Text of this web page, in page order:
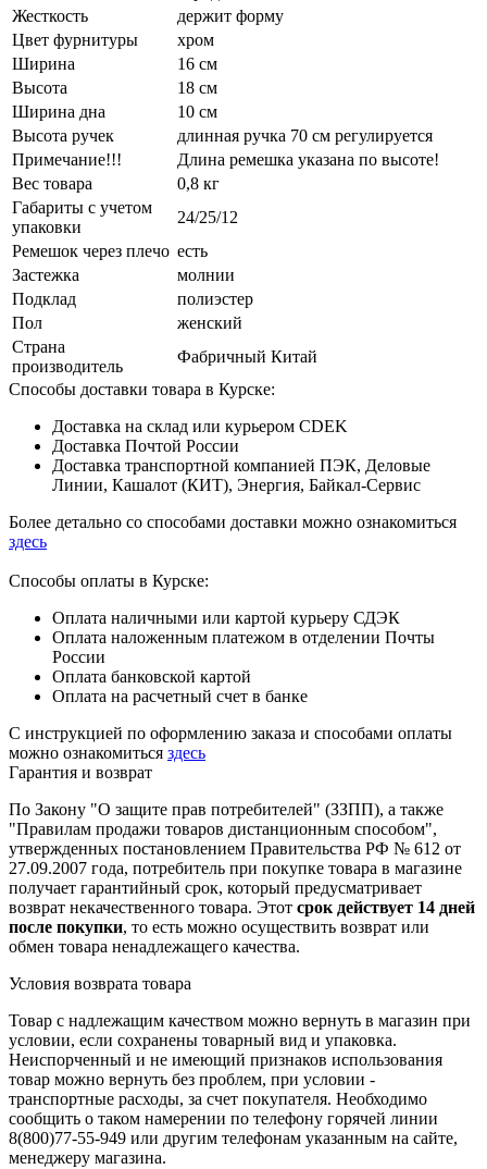
Жесткость
держит форму
Цвет фурнитуры
хром
Ширина
16 см
Высота
18 см
Ширина дна
10 см
Высота ручек
длинная ручка 70 см регулируется
Примечание!!!
Длина ремешка указана по высоте!
Вес товара
0,8 кг
Габариты с учетом
упаковки
24/25/12
Ремешок через плечо есть
Застежка
молнии
Подклад
полиэстер
Пол
женский
Страна
производитель
Фабричный Китай
Способы доставки товара в Курске:
Доставка на склад или курьером CDEK
Доставка Почтой России
Доставка транспортной компанией ПЭК, Деловые
Линии, Кашалот (КИТ), Энергия, Байкал-Сервис
Более детально со способами доставки можно ознакомиться
здесь
Способы оплаты в Курске:
Оплата наличными или картой курьеру СДЭК
Оплата наложенным платежом в отделении Почты
России
Оплата банковской картой
Оплата на расчетный счет в банке
С инструкцией по оформлению заказа и способами оплаты
можно ознакомиться здесь
Гарантия и возврат
По Закону "О защите прав потребителей" (ЗЗПП), а также
"Правилам продажи товаров дистанционным способом",
утвержденных постановлением Правительства РФ № 612 от
27.09.2007 года, потребитель при покупке товара в магазине
получает гарантийный срок, который предусматривает
возврат некачественного товара. Этот срок действует 14 дней
после покупки, то есть можно осуществить возврат или
обмен товара ненадлежащего качества.
Условия возврата товара
Товар с надлежащим качеством можно вернуть в магазин при
условии, если сохранены товарный вид и упаковка.
Неиспорченный и не имеющий признаков использования
товар можно вернуть без проблем, при условии -
транспортные расходы, за счет покупателя. Необходимо
сообщить о таком намерении по телефону горячей линии
8(800)77-55-949 или другим телефонам указанным на сайте,
менеджеру магазина.